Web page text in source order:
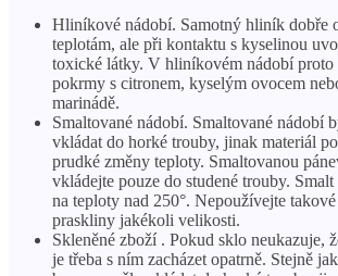
Hliníkové nádobí. Samotný hliník dobře
teplotám, ale při kontaktu s kyselinou
toxické látky. V hliníkovém nádobí proto
pokrmy s citronem, kyselým ovocem
marinádě.
Smaltované nádobí. Smaltované nádobí
vkládat do horké trouby, jinak materiál
prudké změny teploty. Smaltovanou
vkládejte pouze do studené trouby.
na teploty nad 250°. Nepoužívejte
praskliny jakékoli velikosti.
Skleněné zboží . Pokud sklo neukazuje,
je třeba s ním zacházet opatrně. Stejně